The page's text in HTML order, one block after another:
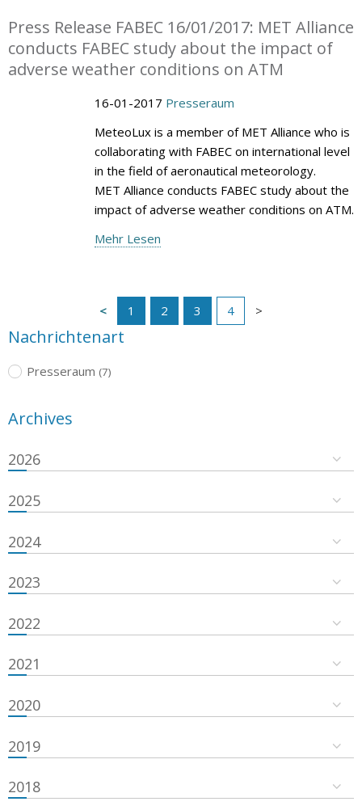
Press Release FABEC 16/01/2017: MET Alliance
conducts FABEC study about the impact of
adverse weather conditions on ATM
16-01-2017 Presseraum
MeteoLux is a member of MET Alliance who is
collaborating with FABEC on international level
in the field of aeronautical meteorology.
MET Alliance conducts FABEC study about the
impact of adverse weather conditions on ATM.
Mehr Lesen
1 2 3 4
Nachrichtenart
Presseraum (7)
Archives
2026
2025
2024
2023
2022
2021
2020
2019
2018